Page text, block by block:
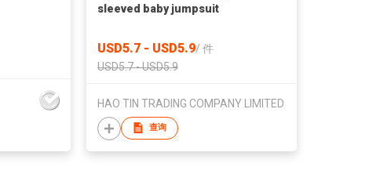
sleeved baby jumpsuit
USD5.7 - USD5.9/ 件
USD5.7 - USD5.9
HAO TIN TRADING COMPANY LIMITED
查询